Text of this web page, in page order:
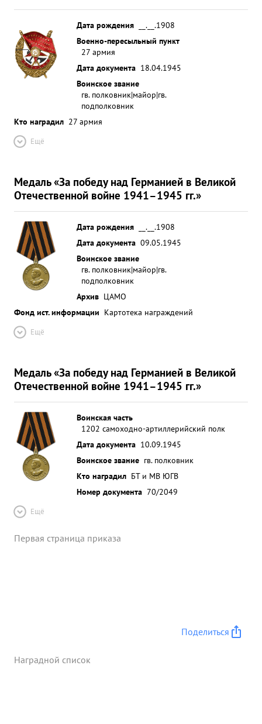
Дата рождения
__.__.1908
Военно-пересыльный пункт
27 армия
Дата документа 18.04.1945
Воинское звание
гв. полковник|майор|гв.
подполковник
Кто наградил 27 армия
Ещё
Медаль «За победу над Германией в Великой
Отечественной войне 1941–1945 гг.»
Дата рождения
__.__.1908
Дата документа 09.05.1945
Воинское звание
гв. полковник|майор|гв.
подполковник
Архив ЦАМО
Фонд ист. информации Картотека награждений
Ещё
Медаль «За победу над Германией в Великой
Отечественной войне 1941–1945 гг.»
Воинская часть
1202 самоходно-артиллерийский полк
Дата документа 10.09.1945
Воинское звание гв. полковник
Кто наградил БТ и МВ ЮГВ
Номер документа 70/2049
Ещё
Первая страница приказа
Поделиться
Наградной список